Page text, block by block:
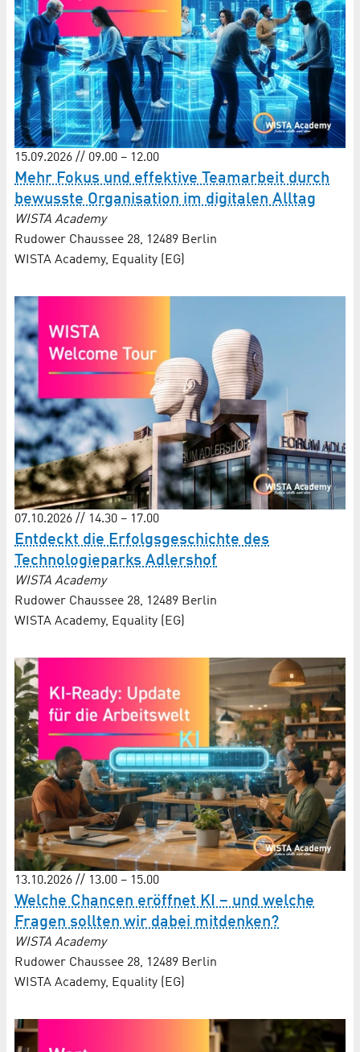
15.09.2026 // 09.00 – 12.00
Mehr Fokus und effektive Teamarbeit durch
bewusste Organisation im digitalen Alltag
WISTA Academy
Rudower Chaussee 28, 12489 Berlin
WISTA Academy, Equality (EG)
07.10.2026 // 14.30 – 17.00
Entdeckt die Erfolgsgeschichte des
Technologieparks Adlershof
WISTA Academy
Rudower Chaussee 28, 12489 Berlin
WISTA Academy, Equality (EG)
13.10.2026 // 13.00 – 15.00
Welche Chancen eröffnet KI – und welche
Fragen sollten wir dabei mitdenken?
WISTA Academy
Rudower Chaussee 28, 12489 Berlin
WISTA Academy, Equality (EG)